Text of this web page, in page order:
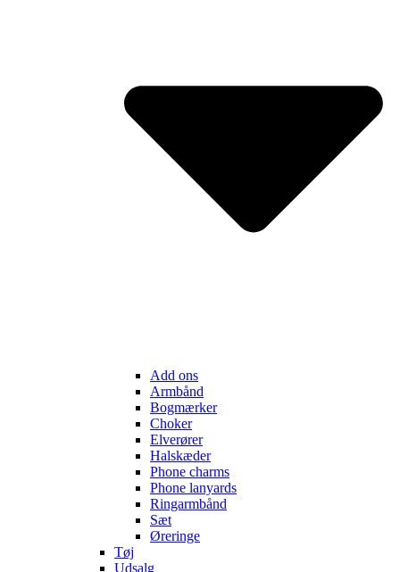
Add ons
Armbånd
Bogmærker
Choker
Elverører
Halskæder
Phone charms
Phone lanyards
Ringarmbånd
Sæt
Øreringe
Tøj
Udsalg